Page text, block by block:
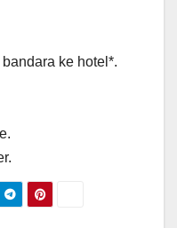
ke hotel*.